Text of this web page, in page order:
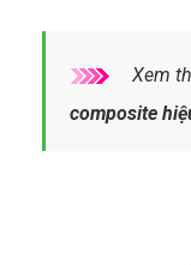
Xem
composite